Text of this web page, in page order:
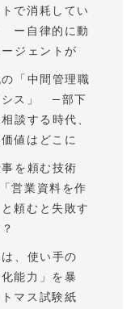
トで消耗してい
ー自律的に動
ジェントが
「中間管理職
シス」 —部下
談する時代、
値はどこに
事を頼む技術
営業資料を作
頼むと失敗す
、使い手の
化能力」を暴
マス試験紙